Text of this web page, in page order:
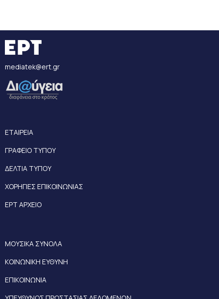
mediatek@ert.gr
ΕΤΑΙΡΕΙΑ
ΓΡΑΦΕΙΟ ΤΥΠΟΥ
ΔΕΛΤΙΑ ΤΥΠΟΥ
ΧΟΡΗΓΙΕΣ ΕΠΙΚΟΙΝΩΝΙΑΣ
ΕΡΤ ΑΡΧΕΙΟ
ΜΟΥΣΙΚΑ ΣΥΝΟΛΑ
ΚΟΙΝΩΝΙΚΗ ΕΥΘΥΝΗ
ΕΠΙΚΟΙΝΩΝΙΑ